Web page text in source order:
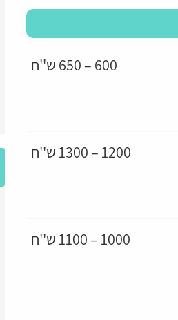
600 – 650 ש''ח
1200 – 1300 ש''ח
1000 – 1100 ש''ח